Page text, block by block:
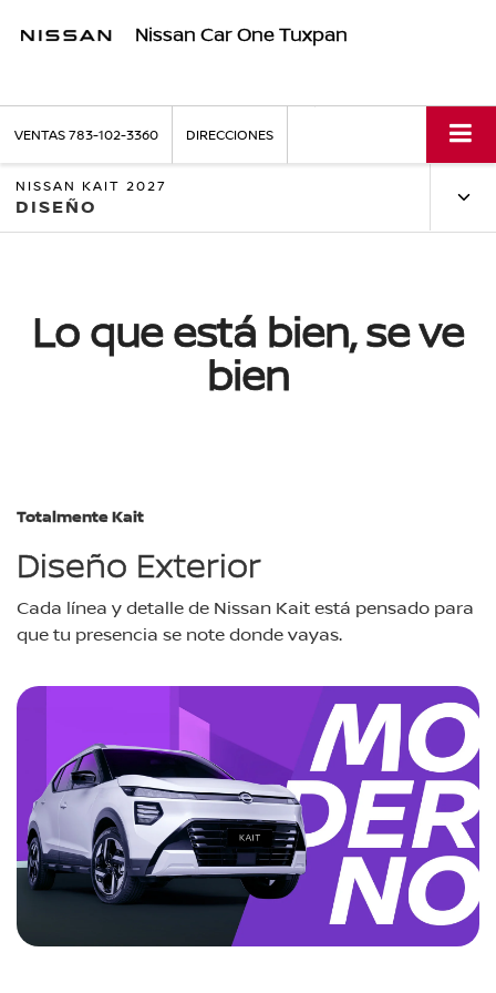
Nissan Car One Tuxpan
VENTAS783-102-3360 DIRECCIONES
NISSAN KAIT 2027
DISEÑO
Lo que está bien, se ve
bien
Totalmente Kait
Diseño Exterior
Cada línea y detalle de Nissan Kait está pensado para
que tu presencia se note donde vayas.